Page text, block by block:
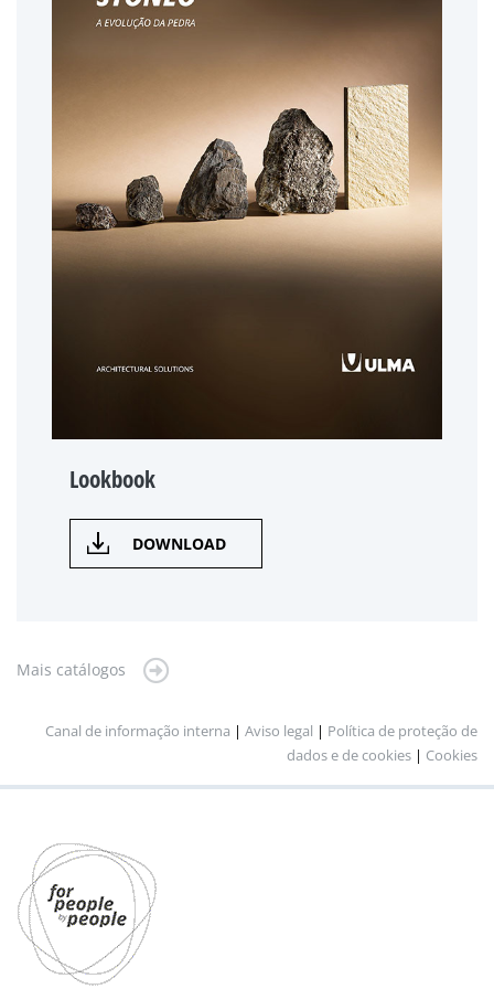
Lookbook
DOWNLOAD
Mais catálogos
Canal de informação interna | Aviso legal | Política de proteção de
dados e de cookies | Cookies